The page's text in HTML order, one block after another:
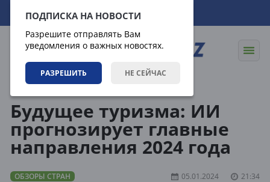
ПОДПИСКА НА НОВОСТИ
Разрешите отправлять Вам
уведомления о важных новостях.
РАЗРЕШИТЬ НЕ СЕЙЧАС
08.08.2026 15:31:26
Будущее туризма: ИИ
прогнозирует главные
направления 2024 года
ОБЗОРЫ СТРАН 05.01.2024 21:34